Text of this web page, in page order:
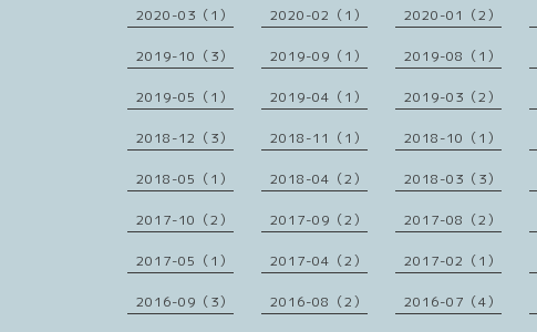
2020-03（1） 2020-02（1） 2020-01（2）
2019-10（3） 2019-09（1） 2019-08（1）
2019-05（1） 2019-04（1） 2019-03（2）
2018-12（3） 2018-11（1） 2018-10（1）
2018-05（1） 2018-04（2） 2018-03（3）
2017-10（2） 2017-09（2） 2017-08（2）
2017-05（1） 2017-04（2） 2017-02（1）
2016-09（3） 2016-08（2） 2016-07（4）